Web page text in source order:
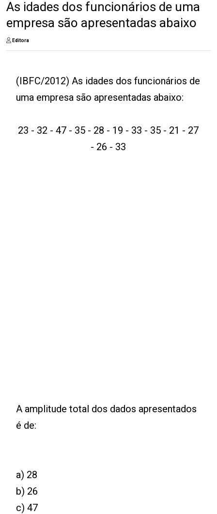
As idades dos funcionários de uma
empresa são apresentadas abaixo
Editora
(IBFC/2012) As idades dos funcionários de
uma empresa são apresentadas abaixo:
23 - 32 - 47 - 35 - 28 - 19 - 33 - 35 - 21 - 27
- 26 - 33
A amplitude total dos dados apresentados
é de:
a) 28
b) 26
c) 47